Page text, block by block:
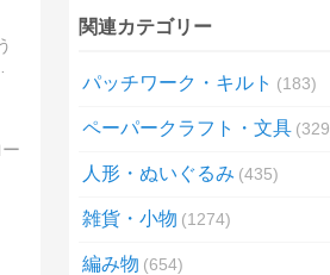
関連カテゴリー
パッチワーク・キルト 183
ペーパークラフト・文具 329
人形・ぬいぐるみ 435
雑貨・小物 1274
編み物 654